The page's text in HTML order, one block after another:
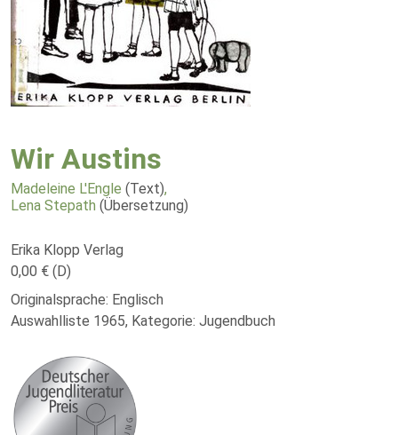
Wir Austins
Madeleine L'Engle (Text),
Lena Stepath (Übersetzung)
Erika Klopp Verlag
0,00 € (D)
Originalsprache: Englisch
Auswahlliste 1965, Kategorie: Jugendbuch